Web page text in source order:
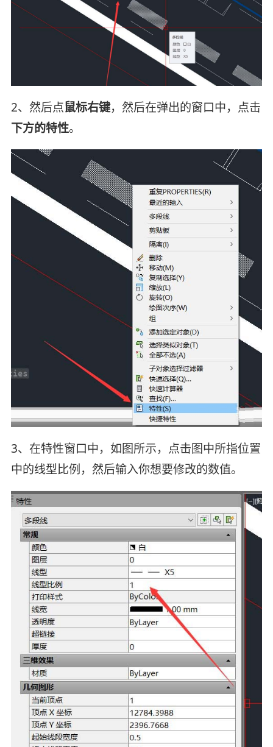
2、然后点鼠标右键，然后在弹出的窗口中，点击
下方的特性。
3、在特性窗口中，如图所示，点击图中所指位置
中的线型比例，然后输入你想要修改的数值。